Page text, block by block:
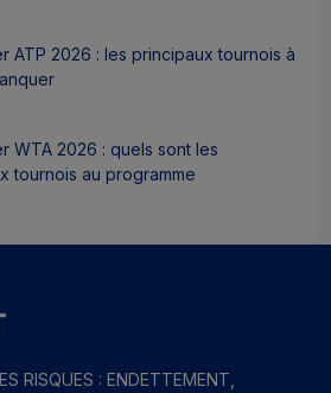
ATP 2026 : les principaux tournois à
WTA 2026 : quels sont les
tournois au programme
RISQUES : ENDETTEMENT,